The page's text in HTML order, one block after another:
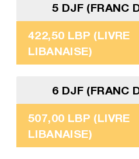
5 DJF (FRANC
422,50 LBP (LIVRE
LIBANAISE)
6 DJF (FRANC
507,00 LBP (LIVRE
LIBANAISE)